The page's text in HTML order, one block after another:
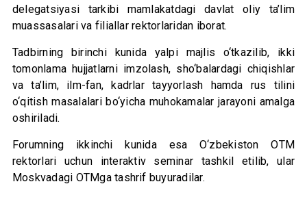
delegatsiyasi tarkibi mamlakatdagi davlat oliy ta’lim
muassasalari va filiallar rektorlaridan iborat.
Tadbirning birinchi kunida yalpi majlis o‘tkazilib, ikki
tomonlama hujjatlarni imzolash, sho‘balardagi chiqishlar
va ta’lim, ilm-fan, kadrlar tayyorlash hamda rus tilini
o‘qitish masalalari bo‘yicha muhokamalar jarayoni amalga
oshiriladi.
Forumning ikkinchi kunida esa O‘zbekiston OTM
rektorlari uchun interaktiv seminar tashkil etilib, ular
Moskvadagi OTMga tashrif buyuradilar.